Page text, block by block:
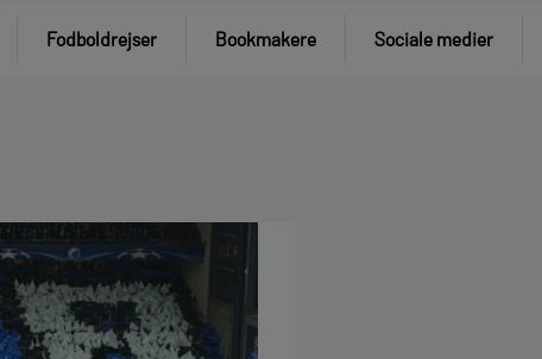
Fodboldrejser Bookmakere Sociale medier